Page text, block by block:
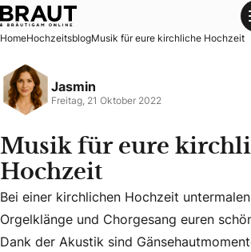
Musik für eure kirchliche Hochzeit
HomeHochzeitsblogMusik für eure kirchliche Hochzeit
Jasmin
Freitag, 21 Oktober 2022
Musik für eure
Hochzeit
Bei einer kirchlichen Hochzeit
Bei einer kirchlichen Hochzeit
Orgelklänge und Chorgesang euren
Dank der Akustik sind